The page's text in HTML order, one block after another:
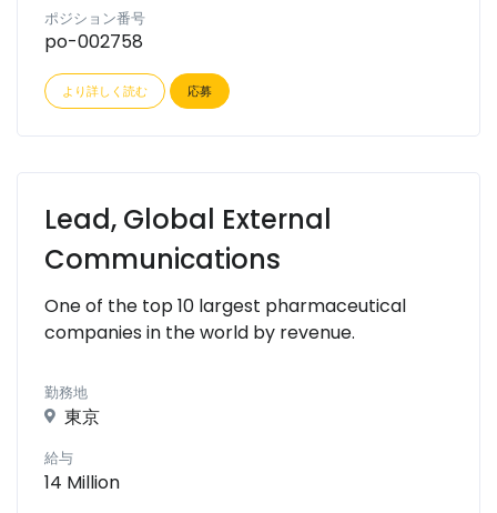
ポジション番号
po-002758
より詳しく読む 応募
Lead, Global External
Communications
One of the top 10 largest pharmaceutical
companies in the world by revenue.
勤務地
東京
給与
14 Million